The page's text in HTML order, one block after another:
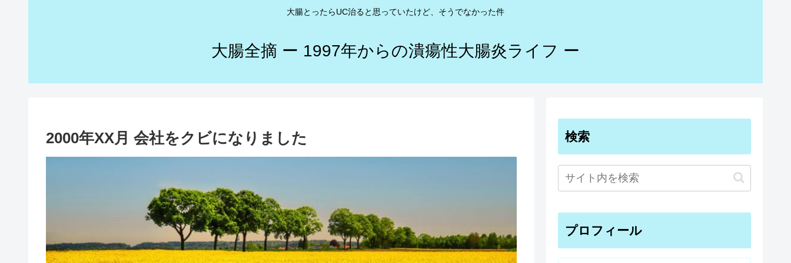
大腸とったらUC治ると思っていたけど、そうでなかった件
大腸全摘 ー 1997年からの潰瘍性大腸炎ライフ ー
2000年XX月 会社をクビになりました 検索
プロフィール